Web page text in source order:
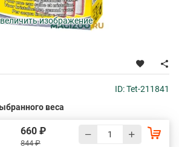
изображение
ID: Tet-211841
веса
660 ₽
844 ₽